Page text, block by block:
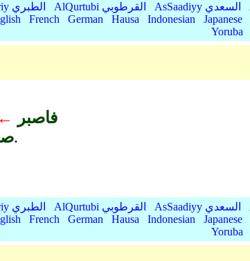
AtTabariy الطبري AlQurtubi القرطوبي AsSaadiyy السعدي
French German Hausa Indonesian Japanese
Yoruba
فاصبر ←
أي لا جزع فيه.
AtTabariy الطبري AlQurtubi القرطوبي AsSaadiyy السعدي
French German Hausa Indonesian Japanese
Yoruba